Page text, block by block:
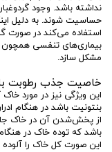
نداشته باشد. وجود
حساسیت شوند. به دلیل
استفاده می‌کند در صورت
بیماری‌های تنفسی همچون
مشکل سازد.
خاصیت جذب رطوبت
این ویژگی نیز در مورد
بنتونیت باشد در هنگام
از پخش‌شدن آن در خاک
باشد که توده خاک در
این صورت کل خاک را